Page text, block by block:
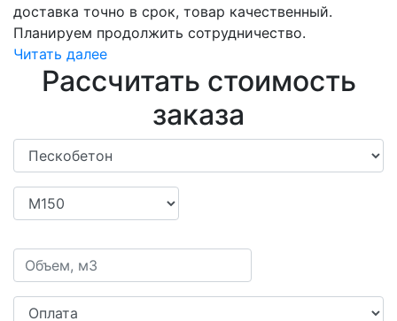
доставка точно в срок, товар качественный.
Планируем продолжить сотрудничество.
Читать далее
Рассчитать стоимость
заказа